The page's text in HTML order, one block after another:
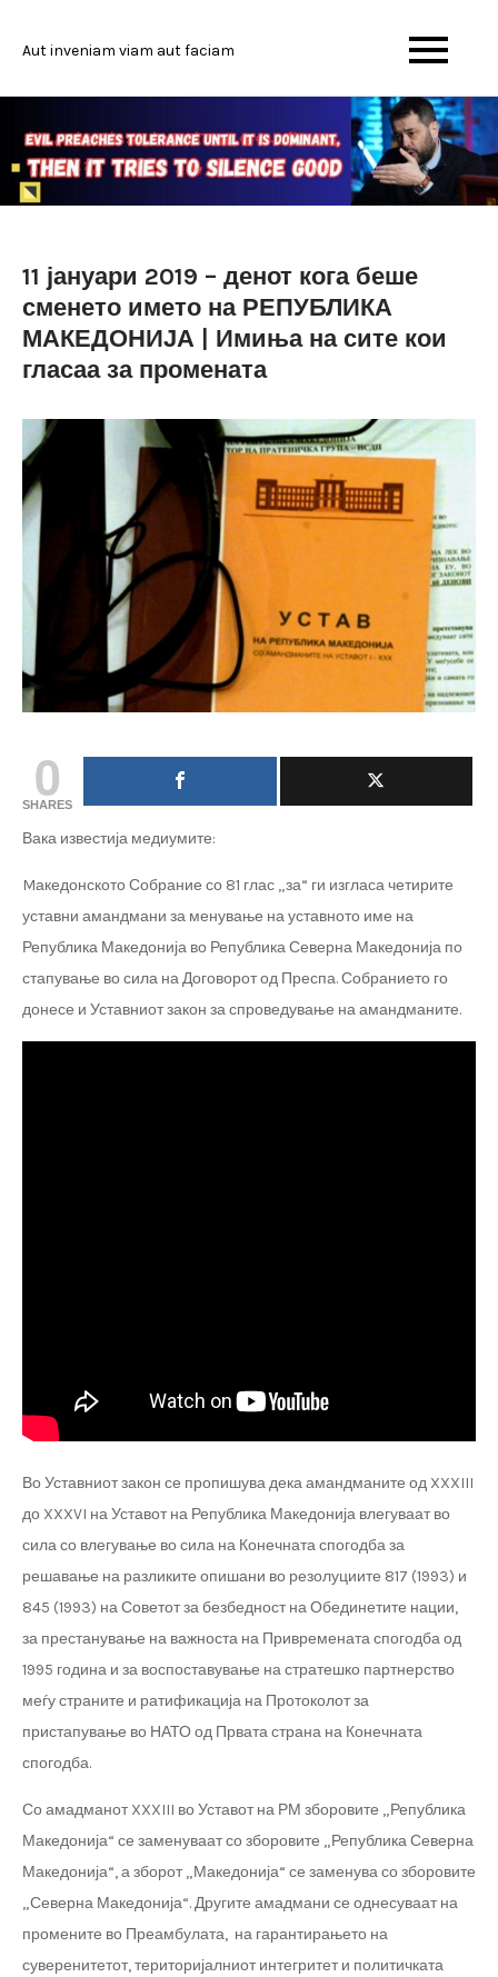
Aut inveniam viam aut faciam
11 јануари 2019 – денот кога беше
сменето името на РЕПУБЛИКА
МАКЕДОНИЈА | Имиња на сите кои
гласаа за промената
0
SHARES
Вака известија медиумите:
Mакедонското Собрание со 81 глас „за“ ги изгласа четирите
уставни амандмани за менување на уставното име на
Република Македонија во Република Северна Македонија по
стапување во сила на Договорот од Преспа. Собранието го
донесе и Уставниот закон за спроведување на амандманите.
Во Уставниот закон се пропишува дека амандманите од XXXIII
до XXXVI на Уставот на Република Македонија влегуваат во
сила со влегување во сила на Конечната спогодба за
решавање на разликите опишани во резолуциите 817 (1993) и
845 (1993) на Советот за безбедност на Обединетите нации,
за престанување на важноста на Привремената спогодба од
1995 година и за воспоставување на стратешко партнерство
меѓу страните и ратификација на Протоколот за
пристапување во НАТО од Првата страна на Конечната
спогодба.
Со амадманот XXXIII во Уставот на РМ зборовите „Република
Македонија“ се заменуваат со зборовите „Република Северна
Македонија“, а зборот „Македонија“ се заменува со зборовите
„Северна Македонија“. Другите амадмани се однесуваат на
промените во Преамбулата, на гарантирањето на
суверенитетот, територијалниот интегритет и политичката